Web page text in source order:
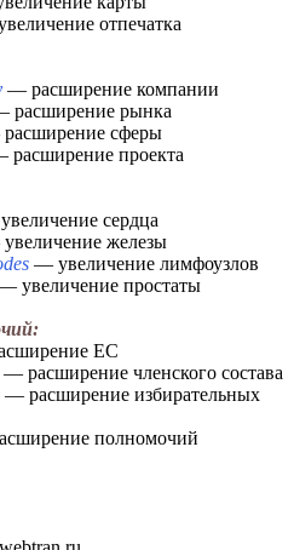
отпечатка
— расширение компании
рынка
сферы
проекта
сердца
железы
— увеличение лимфоузлов
увеличение простаты
ЕС
— расширение членского состава
— расширение избирательных
полномочий